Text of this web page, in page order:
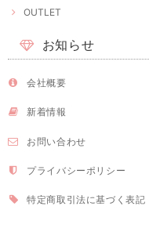
OUTLET
お知らせ
会社概要
新着情報
お問い合わせ
プライバシーポリシー
特定商取引法に基づく表記